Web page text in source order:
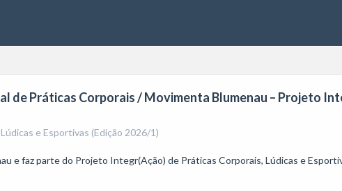
de Práticas Corporais / Movimenta Blumenau – Projeto
e Esportivas (Edição 2026/1)
e faz parte do Projeto Integr(Ação) de Práticas Corporais, Lúdicas e